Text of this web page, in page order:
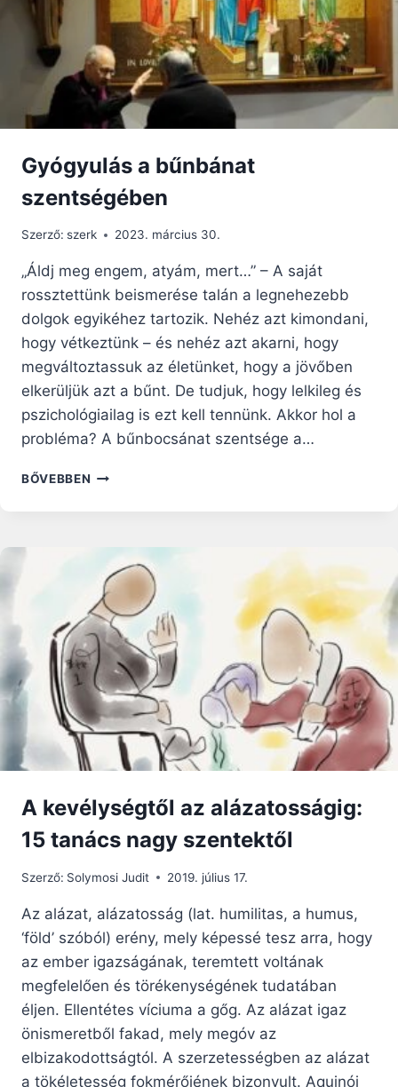
SZENTEK
ÉLETE
Gyógyulás a bűnbánat
szentségében
Szerző: szerk 2023. március 30.
„Áldj meg engem, atyám, mert…” – A saját
rossztettünk beismerése talán a legnehezebb
dolgok egyikéhez tartozik. Nehéz azt kimondani,
hogy vétkeztünk – és nehéz azt akarni, hogy
megváltoztassuk az életünket, hogy a jövőben
elkerüljük azt a bűnt. De tudjuk, hogy lelkileg és
pszichológiailag is ezt kell tennünk. Akkor hol a
probléma? A bűnbocsánat szentsége a…
BŐVEBBEN GYÓGYULÁS
A kevélységtől az alázatosságig:
15 tanács nagy szentektől
Szerző: Solymosi Judit 2019. július 17.
Az alázat, alázatosság (lat. humilitas, a humus,
‘föld’ szóból) erény, mely képessé tesz arra, hogy
az ember igazságának, teremtett voltának
megfelelően és törékenységének tudatában
éljen. Ellentétes víciuma a gőg. Az alázat igaz
önismeretből fakad, mely megóv az
elbizakodottságtól. A szerzetességben az alázat
a tökéletesség fokmérőjének bizonyult. Aquinói